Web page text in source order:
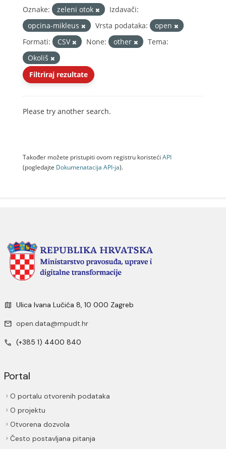
Oznake: zeleni otok
Izdavači:
opcina-mikleus
Vrsta podataka:
open
Formati:
CSV None: other
Tema:
Okoliš
Filtriraj rezultate
Please try another search.
Također možete pristupiti ovom registru koristeći API
(pogledajte Dokumenаtаcijа API-jа).